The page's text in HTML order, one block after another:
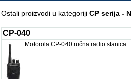
Ostali proizvodi u kategoriji CP serija -
CP-040
Motorola CP-040 ručna radio stanica